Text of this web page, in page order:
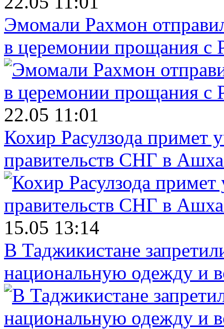
Эмомали Рахмон
в церемонии прощания с
22.05 11:01
Кохир Расулзода примет
правительств СНГ в
15.05 13:14
В Таджикистане
национальную одежду и